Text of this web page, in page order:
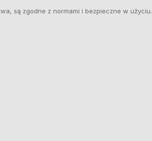
są zgodne z normami i bezpieczne w użyciu.